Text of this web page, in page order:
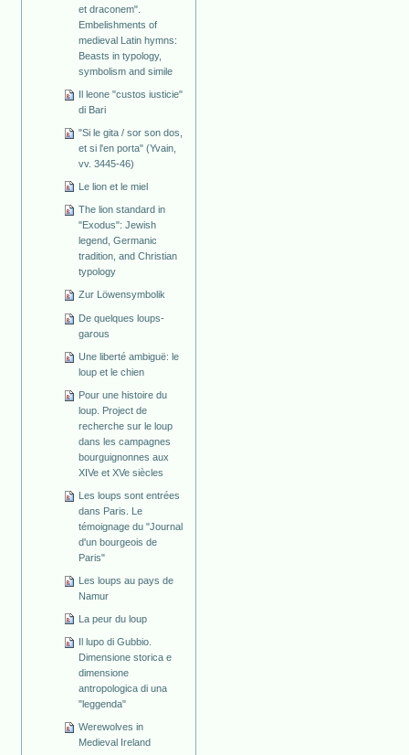
et draconem".
Embelishments of
medieval Latin hymns:
Beasts in typology,
symbolism and simile
Il leone "custos iusticie"
di Bari
"Si le gita / sor son dos,
et si l'en porta" (Yvain,
vv. 3445-46)
Le lion et le miel
The lion standard in
"Exodus": Jewish
legend, Germanic
tradition, and Christian
typology
Zur Löwensymbolik
De quelques loups-
garous
Une liberté ambiguë: le
loup et le chien
Pour une histoire du
loup. Project de
recherche sur le loup
dans les campagnes
bourguignonnes aux
XIVe et XVe siècles
Les loups sont entrées
dans Paris. Le
témoignage du "Journal
d'un bourgeois de
Paris"
Les loups au pays de
Namur
La peur du loup
Il lupo di Gubbio.
Dimensione storica e
dimensione
antropologica di una
"leggenda"
Werewolves in
Medieval Ireland